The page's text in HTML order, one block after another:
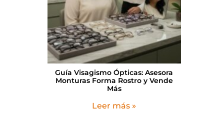
Guía Visagismo Ópticas: Asesora
Monturas Forma Rostro y Vende
Más
Leer más »